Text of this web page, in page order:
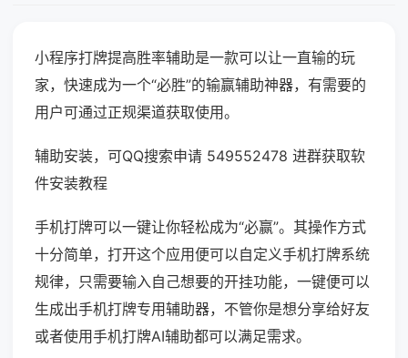
小程序打牌提高胜率辅助是一款可以让一直输的玩
家，快速成为一个“必胜”的输赢辅助神器，有需要的
用户可通过正规渠道获取使用。
辅助安装，可QQ搜索申请 549552478 进群获取软
件安装教程
手机打牌可以一键让你轻松成为“必赢”。其操作方式
十分简单，打开这个应用便可以自定义手机打牌系统
规律，只需要输入自己想要的开挂功能，一键便可以
生成出手机打牌专用辅助器，不管你是想分享给好友
或者使用手机打牌AI辅助都可以满足需求。